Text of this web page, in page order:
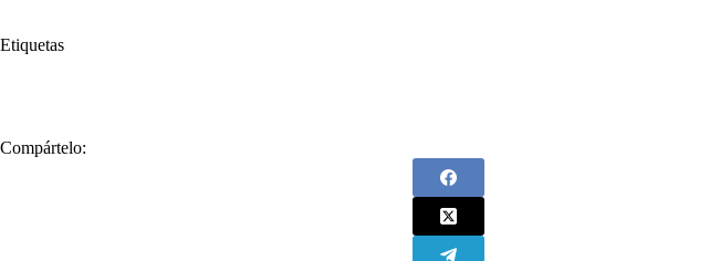
Etiquetas
Compártelo: